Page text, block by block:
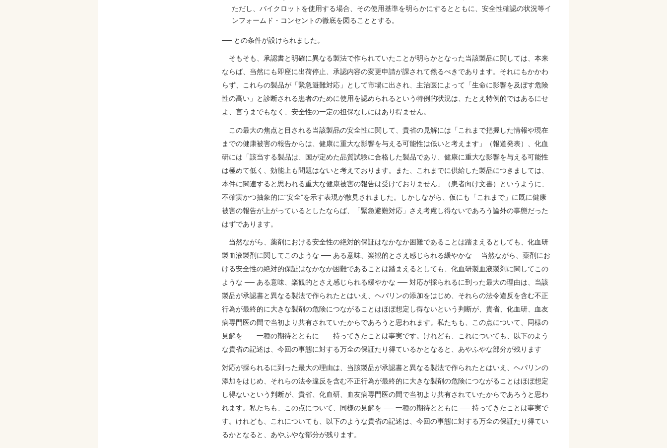
ただし、バイクロットを使用する場合、その使用基準を明らかにするとともに、安全性確認の状況等イ
ンフォームド・コンセントの徹底を図ることとする。
── との条件が設けられました。
そもそも、承認書と明確に異なる製法で作られていたことが明らかとなった当該製品に関しては、本来
ならば、当然にも即座に出荷停止、承認内容の変更申請が課されて然るべきであります。それにもかかわ
らず、これらの製品が「緊急避難対応」として市場に出され、主治医によって「生命に影響を及ぼす危険
性の高い」と診断される患者のために使用を認められるという特例的状況は、たとえ特例的ではあるにせ
よ、言うまでもなく、安全性の一定の担保なしにはあり得ません。
この最大の焦点と目される当該製品の安全性に関して、貴省の見解には「これまで把握した情報や現在
までの健康被害の報告からは、健康に重大な影響を与える可能性は低いと考えます」（報道発表）、化血
研には「該当する製品は、国が定めた品質試験に合格した製品であり、健康に重大な影響を与える可能性
は極めて低く、効能上も問題はないと考えております。また、これまでに供給した製品につきましては、
本件に関連すると思われる重大な健康被害の報告は受けておりません」（患者向け文書）というように、
不確実かつ抽象的に“安全”を示す表現が散見されました。しかしながら、仮にも「これまで」に既に健康
被害の報告が上がっているとしたならば、「緊急避難対応」さえ考慮し得ないであろう論外の事態だった
はずであります。
当然ながら、薬剤における安全性の絶対的保証はなかなか困難であることは踏まえるとしても、化血研
製血液製剤に関してこのような ── ある意味、楽観的とさえ感じられる緩やかな 当然ながら、薬剤にお
ける安全性の絶対的保証はなかなか困難であることは踏まえるとしても、化血研製血液製剤に関してこの
ような ── ある意味、楽観的とさえ感じられる緩やかな ── 対応が採られるに到った最大の理由は、当該
製品が承認書と異なる製法で作られたとはいえ、ヘパリンの添加をはじめ、それらの法令違反を含む不正
行為が最終的に大きな製剤の危険につながることはほぼ想定し得ないという判断が、貴省、化血研、血友
病専門医の間で当初より共有されていたからであろうと思われます。私たちも、この点について、同様の
見解を ── 一種の期待とともに ── 持ってきたことは事実です。けれども、これについても、以下のよう
な貴省の記述は、今回の事態に対する万全の保証たり得ているかとなると、あやふやな部分が残ります
対応が採られるに到った最大の理由は、当該製品が承認書と異なる製法で作られたとはいえ、ヘパリンの
添加をはじめ、それらの法令違反を含む不正行為が最終的に大きな製剤の危険につながることはほぼ想定
し得ないという判断が、貴省、化血研、血友病専門医の間で当初より共有されていたからであろうと思わ
れます。私たちも、この点について、同様の見解を ── 一種の期待とともに ── 持ってきたことは事実で
す。けれども、これについても、以下のような貴省の記述は、今回の事態に対する万全の保証たり得てい
るかとなると、あやふやな部分が残ります。